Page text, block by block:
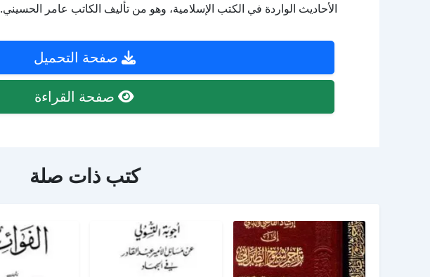
الأحاديث الواردة في الكتب الإسلامية، وهو من تأليف الكاتب عامر الحسيني.
صفحة التحميل
صفحة القراءة
كتب ذات صلة